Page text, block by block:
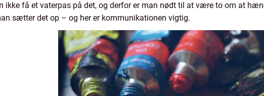
ikke få et vaterpas på det, og derfor er man nødt til at være to om at
sætter det op – og her er kommunikationen vigtig.